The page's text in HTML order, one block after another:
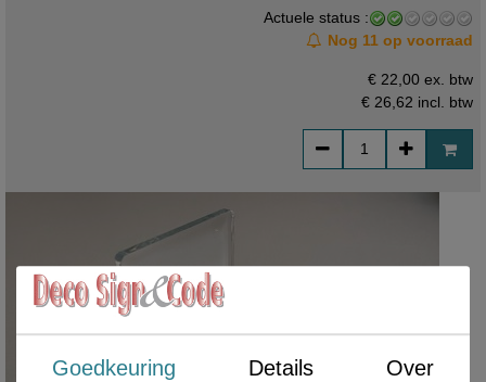
Actuele status :
Nog 11 op voorraad
€ 22,00 ex. btw
€ 26,62 incl. btw
Goedkeuring Details Over